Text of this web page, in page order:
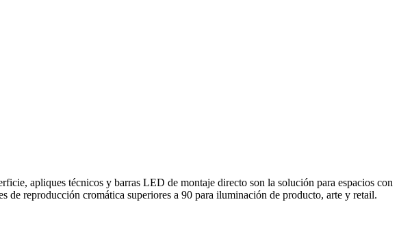
apliques técnicos y barras LED de montaje directo son la solución para espacios con
de reproducción cromática superiores a 90 para iluminación de producto, arte y retail.